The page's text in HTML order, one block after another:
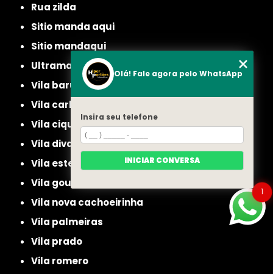
rua zilda
sitio manda aqui
sitio mandaqui
ultramarino
vila baruel
vila carbone
vila ciqueira
vila diva
vila ester
vila gouvea
vila nova cachoeirinha
vila palmeiras
vila prado
vila romero
1
Olá! Fale agora pelo WhatsApp
Insira seu telefone
INICIAR CONVERSA